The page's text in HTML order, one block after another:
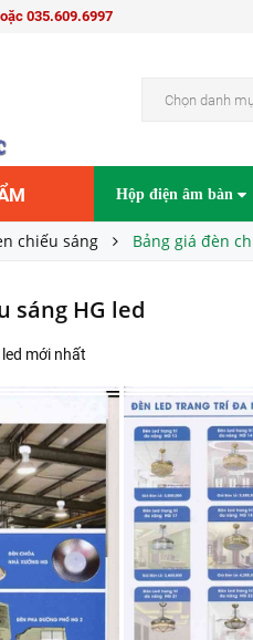
035.609.6997
Chọn danh
Hộp điện âm bàn
chiếu sáng Bảng giá đèn
sáng HG led
mới nhất